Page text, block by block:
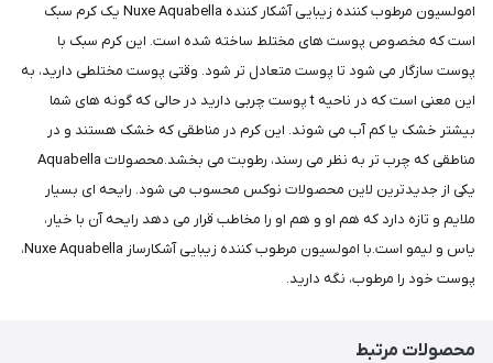
امولسیون مرطوب کننده زیبایی آشکار کننده Nuxe Aquabella یک کرم سبک
است که مخصوص پوست های مختلط ساخته شده است. این کرم سبک با
پوست سازگار می شود تا پوست متعادل تر شود. وقتی پوست مختلطی دارید، به
این معنی است که در ناحیه t پوست چربی دارید در حالی که گونه های شما
بیشتر خشک یا کم آب می شوند. این کرم در مناطقی که خشک هستند و در
مناطقی که چرب تر به نظر می رسند، رطوبت می بخشد.محصولات Aquabella
یکی از جدیدترین لاین محصولات نوکس محسوب می شود. رایحه ای بسیار
ملایم و تازه دارد که هم او و هم او را مخاطب قرار می دهد رایحه آن با خیار،
یاس و لیمو است.با امولسیون مرطوب کننده زیبایی آشکارساز Nuxe Aquabella،
پوست خود را مرطوب، نگه دارید.
محصولات مرتبط